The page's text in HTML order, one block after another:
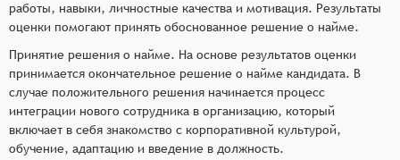
работы, навыки, личностные качества и мотивация. Результаты
оценки помогают принять обоснованное решение о найме.
Принятие решения о найме. На основе результатов оценки
принимается окончательное решение о найме кандидата. В
случае положительного решения начинается процесс
интеграции нового сотрудника в организацию, который
включает в себя знакомство с корпоративной культурой,
обучение, адаптацию и введение в должность.